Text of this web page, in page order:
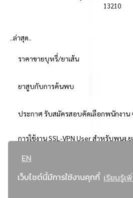
EN
เว็บไซต์นี้มีการใช้งานคุกกี้ เรียนรู้เ
13210
..ล่าสุด..
ราคาขายบุหรี่/ยาเส้น
ยาสูบกับการค้นพบ
ประกาศ รับสมัครสอบคัดเลือกพนักงาน
การใช้งาน SSL-VPN User สำหรับพนง.
..ยอดนิยม..